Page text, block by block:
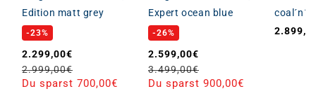
Edition matt grey
-23%
Verkaufspreis
2.299,00€ Normaler Preis
2.999,00€
Du sparst 700,00€
Expert ocean blue
-26%
Verkaufspreis
2.599,00€
3.499,00€
Du sparst 900,00€